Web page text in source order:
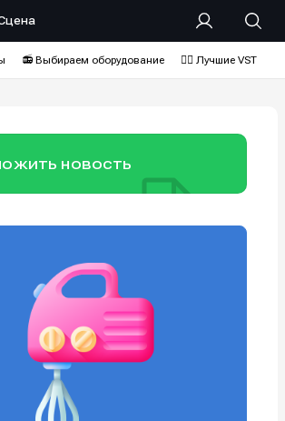
📻 Выбираем оборудование ❤️‍🔥 Лучшие VST
новость